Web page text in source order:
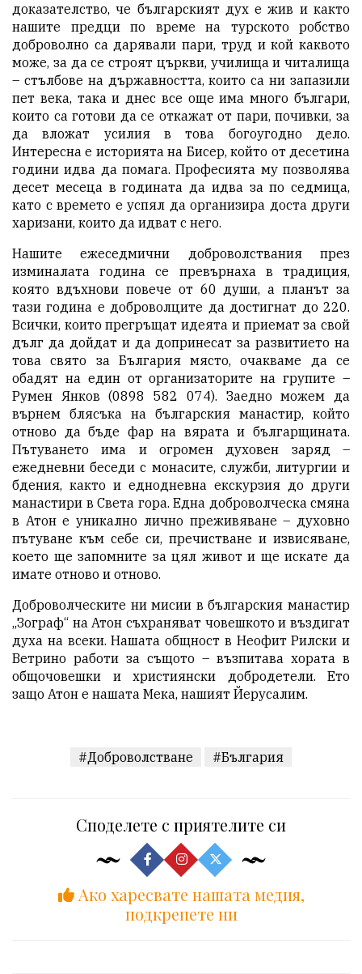
доказателство, че българският дух е жив и както
нашите предци по време на турското робство
доброволно са дарявали пари, труд и кой каквото
може, за да се строят църкви, училища и читалища
– стълбове на държавността, които са ни запазили
пет века, така и днес все още има много българи,
които са готови да се откажат от пари, почивки, за
да вложат усилия в това богоугодно дело.
Интересна е историята на Бисер, който от десетина
години идва да помага. Професията му позволява
десет месеца в годината да идва за по седмица,
като с времето е успял да организира доста други
харизани, които да идват с него.
Нашите ежеседмични доброволствания през
изминалата година се превърнаха в традиция,
която вдъхнови повече от 60 души, а планът за
тази година е доброволците да достигнат до 220.
Всички, които прегръщат идеята и приемат за свой
дълг да дойдат и да допринесат за развитието на
това свято за България място, очакваме да се
обадят на един от организаторите на групите –
Румен Янков (0898 582 074). Заедно можем да
върнем блясъка на българския манастир, който
отново да бъде фар на вярата и българщината.
Пътуването има и огромен духовен заряд –
ежедневни беседи с монасите, служби, литургии и
бдения, както и еднодневна екскурзия до други
манастири в Света гора. Една доброволческа смяна
в Атон е уникално лично преживяване – духовно
пътуване към себе си, пречистване и извисяване,
което ще запомните за цял живот и ще искате да
имате отново и отново.
Доброволческите ни мисии в българския манастир
„Зограф“ на Атон съхраняват човешкото и въздигат
духа на всеки. Нашата общност в Неофит Рилски и
Ветрино работи за същото – възпитава хората в
общочовешки и християнски добродетели. Ето
защо Атон е нашата Мека, нашият Йерусалим.
#Доброволстване #България
Споделете с приятелите си
Ако харесвате нашата медия,
подкрепете ни